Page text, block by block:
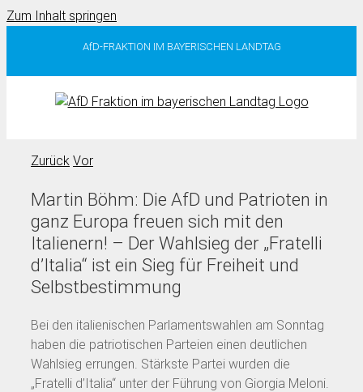
Zum Inhalt springen
AfD-FRAKTION IM BAYERISCHEN LANDTAG
Zurück Vor
Martin Böhm: Die AfD und Patrioten in
ganz Europa freuen sich mit den
Italienern! – Der Wahlsieg der „Fratelli
d’Italia“ ist ein Sieg für Freiheit und
Selbstbestimmung
Bei den italienischen Parlamentswahlen am Sonntag
haben die patriotischen Parteien einen deutlichen
Wahlsieg errungen. Stärkste Partei wurden die
„Fratelli d’Italia“ unter der Führung von Giorgia Meloni.